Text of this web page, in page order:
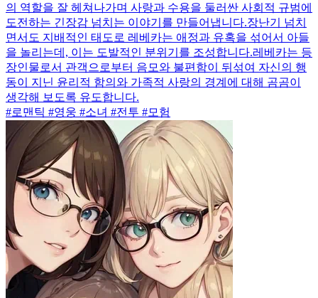
의 역할을 잘 헤쳐나가며 사랑과 수용을 둘러싼 사회적 규범에
도전하는 긴장감 넘치는 이야기를 만들어냅니다.장난기 넘치
면서도 지배적인 태도로 레베카는 애정과 유혹을 섞어서 아들
을 놀리는데, 이는 도발적인 분위기를 조성합니다.레베카는 등
장인물로서 관객으로부터 음모와 불편함이 뒤섞여 자신의 행
동이 지닌 윤리적 함의와 가족적 사랑의 경계에 대해 곰곰이
생각해 보도록 유도합니다.
#로맨틱 #영웅 #소녀 #전투 #모험